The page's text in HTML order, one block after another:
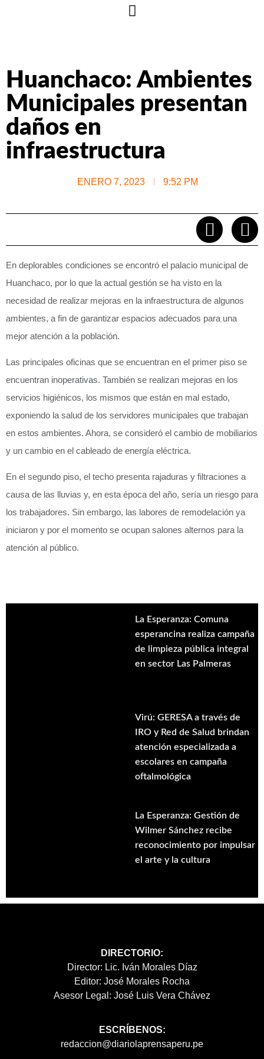
Huanchaco: Ambientes
Municipales presentan
daños en
infraestructura
ENERO 7, 2023 9:52 PM
En deplorables condiciones se encontró el palacio municipal de
Huanchaco, por lo que la actual gestión se ha visto en la
necesidad de realizar mejoras en la infraestructura de algunos
ambientes, a fin de garantizar espacios adecuados para una
mejor atención a la población.
Las principales oficinas que se encuentran en el primer piso se
encuentran inoperativas. También se realizan mejoras en los
servicios higiénicos, los mismos que están en mal estado,
exponiendo la salud de los servidores municipales que trabajan
en estos ambientes. Ahora, se consideró el cambio de mobiliarios
y un cambio en el cableado de energía eléctrica.
En el segundo piso, el techo presenta rajaduras y filtraciones a
causa de las lluvias y, en esta época del año, sería un riesgo para
los trabajadores. Sin embargo, las labores de remodelación ya
iniciaron y por el momento se ocupan salones alternos para la
atención al público.
La Esperanza: Comuna
esperancina realiza campaña
de limpieza pública integral
en sector Las Palmeras
Virú: GERESA a través de
IRO y Red de Salud brindan
atención especializada a
escolares en campaña
oftalmológica
La Esperanza: Gestión de
Wilmer Sánchez recibe
reconocimiento por impulsar
el arte y la cultura
DIRECTORIO:
Director: Lic. Iván Morales Díaz
Editor: José Morales Rocha
Asesor Legal: José Luis Vera Chávez
ESCRÍBENOS:
redaccion@diariolaprensaperu.pe